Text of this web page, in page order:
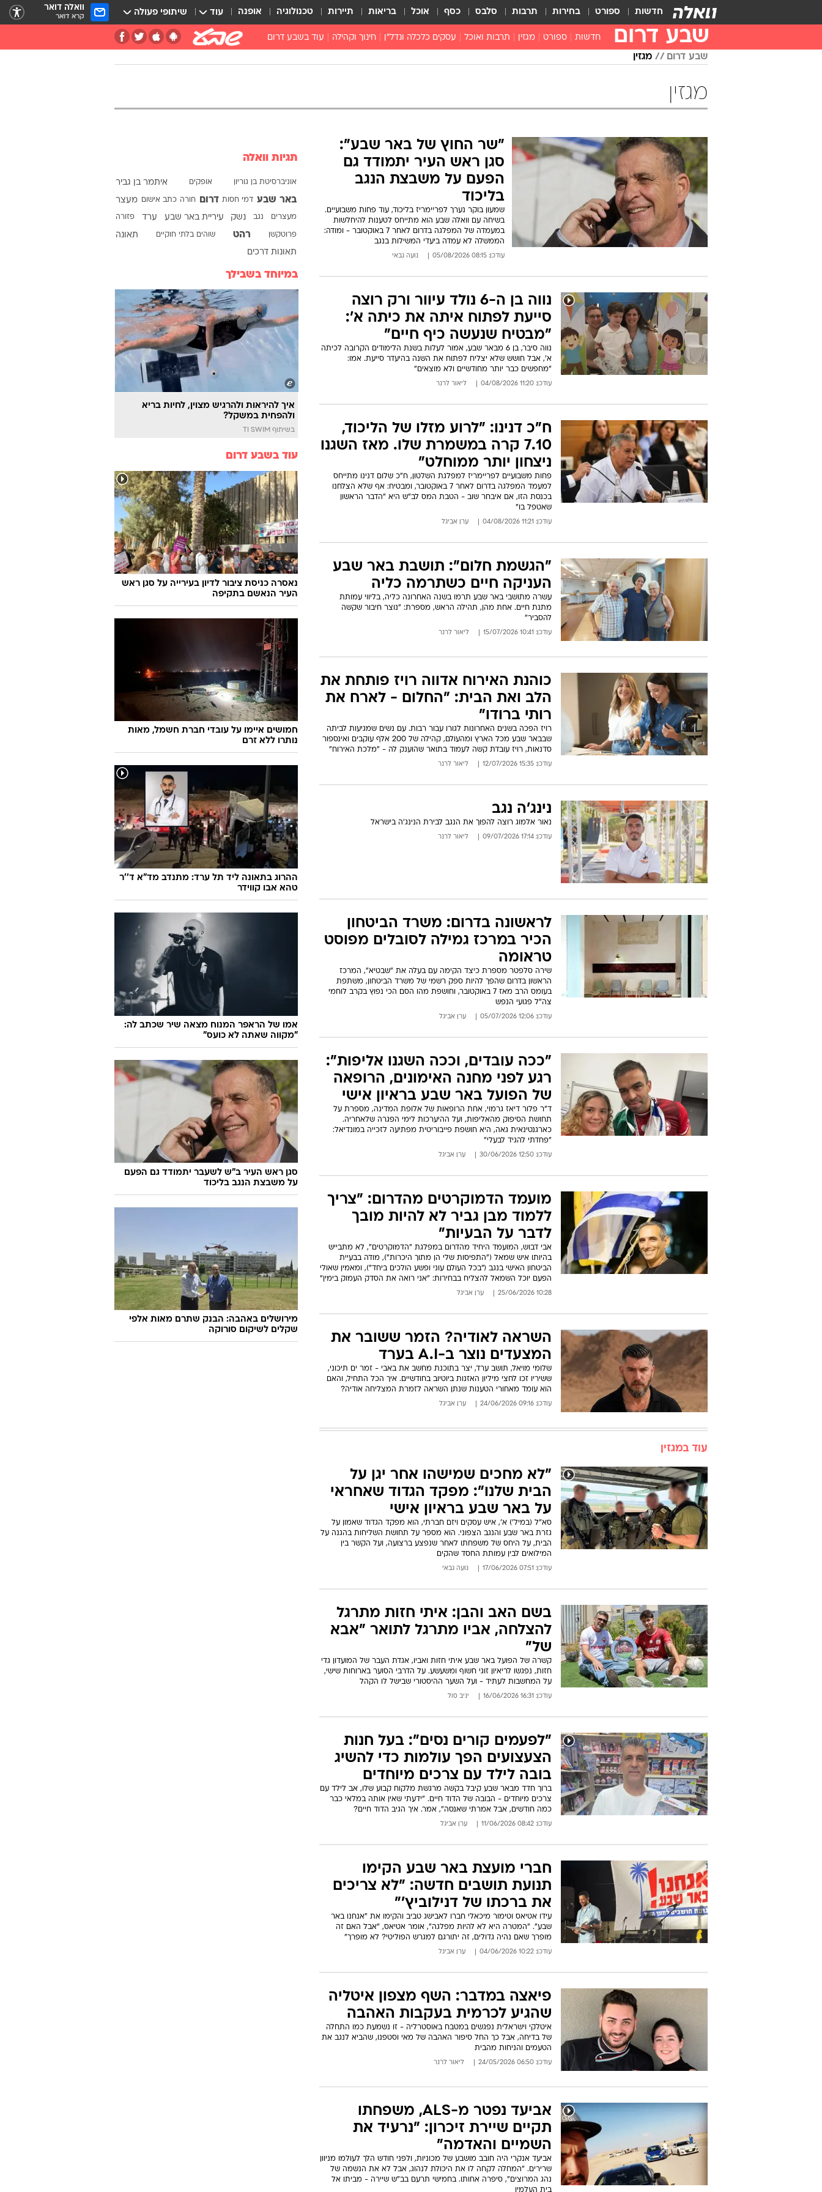
חדשות ספורט בחירות תרבות סלבס כסף אוכל בריאות תיירות טכנולוגיה אופנה עוד שיתופי פעולה וואלה דואר
קרא דואר
שבע דרום חדשות ספורט מגזין תרבות ואוכל עסקים כלכלה ונדל"ן חינוך וקהילה עוד בשבע דרום
שבע דרום מגזין
מגזין
"שר החוץ של באר שבע":
סגן ראש העיר יתמודד גם
הפעם על משבצת הנגב
בליכוד
שמעון בוקר נערך לפריימריז בליכוד, עוד פחות משבועיים.
בשיחה עם וואלה שבע הוא מתייחס לטענות להיחלשות
במעמדה של המפלגה בדרום לאחר 7 באוקטובר - ומודה:
הממשלה לא עמדה ביעדי המשילות בנגב
עודכן: 08:15 05/08/2026 נועה גבאי
נווה בן ה-6 נולד עיוור ורק רוצה
סייעת לפתוח איתה את כיתה א':
"מבטיח שנעשה כיף חיים"
נווה סיבר, בן 6 מבאר שבע, אמור לעלות בשנת הלימודים הקרובה לכיתה
א', אבל חושש שלא יצליח לפתוח את השנה בהיעדר סייעת. אמו:
"מחפשים כבר יותר מחודשיים ולא מוצאים"
עודכן: 11:20 04/08/2026 ליאור לרנר
ח"כ דנינו: "לרוע מזלו של הליכוד,
7.10 קרה במשמרת שלו. מאז השגנו
ניצחון יותר ממוחלט"
פחות משבועיים לפריימריז למפלגת השלטון, ח"כ שלום דנינו מתייחס
למעמד המפלגה בדרום לאחר 7 באוקטובר, ומבטיח: אף שלא הצלחנו
בכנסת הזו, אם איבחר שוב - הטבת המס לב"ש היא "הדבר הראשון
שאטפל בו"
עודכן: 11:21 04/08/2026 ערן אביגל
"הגשמת חלום": תושבת באר שבע
העניקה חיים כשתרמה כליה
עשרה מתושבי באר שבע תרמו בשנה האחרונה כליה, בליווי עמותת
מתנת חיים. אחת מהן, תהילה הראש, מספרת: "נוצר חיבור שקשה
להסביר"
עודכן: 10:41 15/07/2026 ליאור לרנר
כוהנת האירוח אדווה רויז פותחת את
הלב ואת הבית: "החלום - לארח את
רותי ברודו"
רויז הפכה בשנים האחרונות לגורו עבור רבות. עם נשים שמגיעות לביתה
שבבאר שבע מכל הארץ ומהעולם, קהילה של 200 אלף עוקבים ואינספור
סדנאות, רויז עובדת קשה לעמוד בתואר שהוענק לה - "מלכת האירוח"
עודכן: 15:35 12/07/2026 ליאור לרנר
נינג'ה נגב
נאור אלמוג רוצה להפוך את הנגב לבירת הנינג'ה בישראל
עודכן: 17:14 09/07/2026 ליאור לרנר
לראשונה בדרום: משרד הביטחון
הכיר במרכז גמילה לסובלים מפוסט
טראומה
שירה סלפטר מספרת כיצד הקימה עם בעלה את "שבטיא", המרכז
הראשון בדרום שהפך להיות ספק רשמי של משרד הביטחון, משתפת
בעומס הרב מאז 7 באוקטובר, וחושפת מהו הסם הכי נפוץ בקרב לוחמי
צה"ל פגועי הנפש
עודכן: 12:06 05/07/2026 ערן אביגל
"ככה עובדים, וככה השגנו אליפות":
רגע לפני מחנה האימונים, הרופאה
של הפועל באר שבע בראיון אישי
ד"ר פלור דיאז גרמוי, אחת הרופאות של אלופת המדינה, מספרת על
תחושת הסיפוק מהאליפות, ועל ההיערכות לימי הפגרה שלאחריה.
כארגנטינאית גאה, היא חושפת פייבוריטית מפתיעה לזכייה במונדיאל:
"פחדתי להגיד לבעלי"
עודכן: 12:50 30/06/2026 ערן אביגל
מועמד הדמוקרטים מהדרום: "צריך
ללמוד מבן גביר לא להיות מובך
לדבר על הבעיות"
אבי דבוש, המועמד היחיד מהדרום במפלגת "הדמוקרטים", לא מתבייש
בהיותו איש שמאל ("התפיסות שלי הן מתוך היכרות"), מודה בבעיית
הביטחון האישי בנגב ("בכל העולם עוני ופשע הולכים ביחד"), ומאמין שאולי
הפעם יוכל השמאל להצליח בבחירות: "אני רואה את הסדק העמוק בימין"
10:28 25/06/2026 ערן אביגל
השראה לאודיה? הזמר ששובר את
המצעדים נוצר ב-A.I בערד
שלומי מויאל, תושב ערד, יצר בתוכנת מחשב את באבי - זמר ים תיכוני,
ששיריו זכו לחצי מיליון האזנות ביוטיוב בחודשיים. איך הכל התחיל, והאם
הוא עומד מאחורי הטענות שנתן השראה לזמרת המצליחה אודיה?
עודכן: 09:16 24/06/2026 ערן אביגל
עוד במגזין
"לא מחכים שמישהו אחר יגן על
הבית שלנו": מפקד הגדוד שאחראי
על באר שבע בראיון אישי
סא"ל (במיל') א', איש עסקים ויזם חברתי, הוא מפקד הגדוד שאמון על
גזרת באר שבע והנגב הצפוני. הוא מספר על תחושת השליחות בהגנה על
הבית, על היחס של משפחתו לאחר שנפצע ברצועה, ועל הקשר בין
המילואים לבין עמותת החסד שהקים
עודכן: 07:51 17/06/2026 נועה גבאי
בשם האב והבן: איתי חזות מתרגל
להצלחה, אביו מתרגל לתואר "אבא
של"
קשרה של הפועל באר שבע איתי חזות ואביו, אגדת העבר של המועדון גדי
חזות, נפגשו לריאיון זוגי חשוף ומשעשע. על הדרבי הסוער בארוחות שישי,
על המחשבות לעתיד - ועל השער ההיסטורי שבישל לו הקהל
עודכן: 16:31 16/06/2026 יניב סול
"לפעמים קורים נסים": בעל חנות
הצעצועים הפך עולמות כדי להשיג
בובה לילד עם צרכים מיוחדים
ברוך חדד מבאר שבע קיבל בקשה מרגשת מלקוח קבוע שלו, אב לילד עם
צרכים מיוחדים - הבובה של הדוד חיים. "ידעתי שאין אותה במלאי כבר
כמה חודשים, אבל אמרתי שאנסה", אמר. איך הגיב הדוד חיים?
עודכן: 08:42 11/06/2026 ערן אביגל
חברי מועצת באר שבע הקימו
תנועת תושבים חדשה: "לא צריכים
את ברכתו של דנילוביץ'"
עידו אטיאס וטימור מיכאלי חברו לאבישג טביב והקימו את "אנחנו באר
שבע". "המטרה היא לא להיות מפלגה", אומר אטיאס, "אבל האם זה
מופרך שאם נהיה גדולים, זה יתורגם למגרש הפוליטי? לא מופרך"
עודכן: 10:22 04/06/2026 ערן אביגל
פיאצה במדבר: השף מצפון איטליה
שהגיע לכרמית בעקבות האהבה
איטלקי וישראלית נפגשים במטבח באוסטרליה - זו נשמעת כמו התחלה
של בדיחה, אבל כך החל סיפור האהבה של מאי וסטפנו, שהביא לנגב את
הטעמים והניחות מהבית
עודכן: 06:50 24/05/2026 ליאור לרנר
אביעד נפטר מ-ALS, משפחתו
תקיים שיירת זיכרון: "נרעיד את
השמיים והאדמה"
אביעד אנקרי היה חובב מושבע של מכוניות, ולפני חודש הלך לעולמו מניוון
שרירים. "המחלה לקחה לו את היכולת לנהוג, אבל לא את הנשמה של
נהג המרוצים", סיפרה אחותו. בחמישי תרעם בב"ש שיירה - מביתו אל
בית העלמין
תגיות וואלה
אוניברסיטת בן גוריון אופקים איתמר בן גביר
באר שבע דמי חסות דרום חורה כתב אישום מעצר
מעצרים נגב נשק עיריית באר שבע ערד פזורה
פרוטקשן רהט שוהים בלתי חוקיים תאונה
תאונות דרכים
במיוחד בשבילך
איך להיראות ולהרגיש מצוין, לחיות בריא
ולהפחית במשקל?
בשיתוף TI SWIM
עוד בשבע דרום
נאסרה כניסת ציבור לדיון בעירייה על סגן ראש
העיר הנאשם בתקיפה
חמושים איימו על עובדי חברת חשמל, מאות
נותרו ללא זרם
ההרוג בתאונה ליד תל ערד: מתנדב מד"א ד''ר
טהא אבו קווידר
אמו של הראפר המנוח מצאה שיר שכתב לה:
"מקווה שאתה לא כועס"
סגן ראש העיר ב"ש לשעבר יתמודד גם הפעם
על משבצת הנגב בליכוד
מירושלים באהבה: הבנק שתרם מאות אלפי
שקלים לשיקום סורוקה